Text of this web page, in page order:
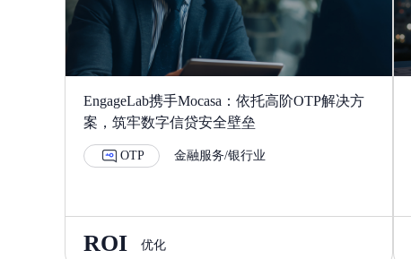
7
8
8
9
EngageLab携手Mocasa：依托高阶OTP解决方
案，筑牢数字信贷安全壁垒
OTP 金融服务/银行业
ROI 优化